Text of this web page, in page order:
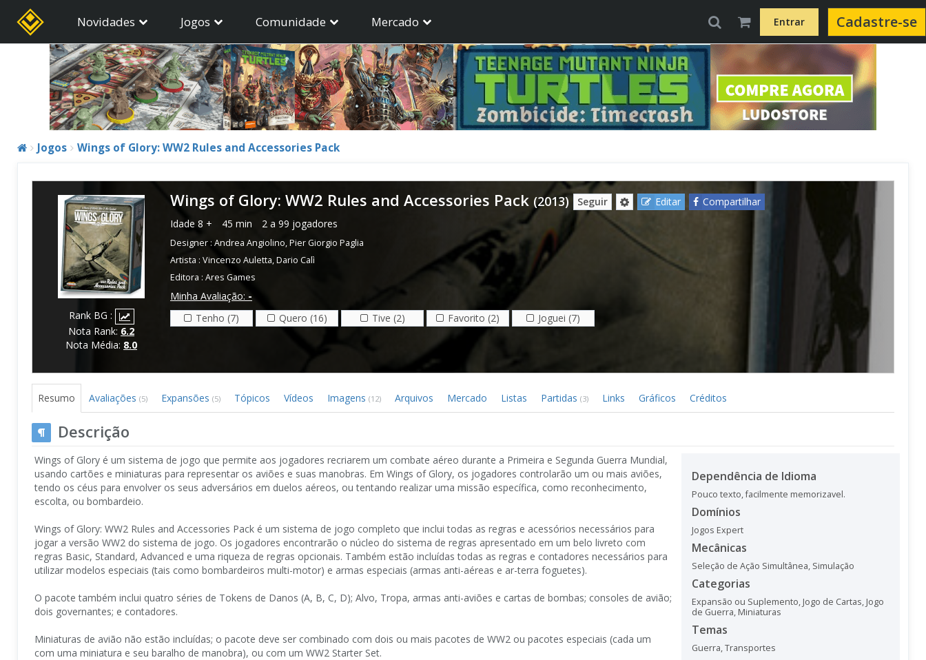
Novidades Jogos Comunidade Mercado Entrar Cadastre-se
Jogos Wings of Glory: WW2 Rules and Accessories Pack
Rank BG :
Nota Rank: 6.2
Nota Média: 8.0
Wings of Glory: WW2 Rules and Accessories Pack (2013) Seguir Editar
Compartilhar
Idade 8 + 45 min 2 a 99 jogadores
Designer : Andrea Angiolino,Pier Giorgio Paglia
Artista : Vincenzo Auletta,Dario Calì
Editora : Ares Games
Minha Avaliação: -
Tenho (7)
Quero (16) Tive (2) Favorito (2) Joguei (7)
Resumo Avaliações (5) Expansões (5) Tópicos Vídeos Imagens (12) Arquivos Mercado Listas Partidas (3) Links Gráficos Créditos
Descrição
Wings of Glory é um sistema de jogo que permite aos jogadores recriarem um combate aéreo durante a Primeira e Segunda Guerra Mundial,
usando cartões e miniaturas para representar os aviões e suas manobras. Em Wings of Glory, os jogadores controlarão um ou mais aviões,
tendo os céus para envolver os seus adversários em duelos aéreos, ou tentando realizar uma missão específica, como reconhecimento,
escolta, ou bombardeio.
Wings of Glory: WW2 Rules and Accessories Pack é um sistema de jogo completo que inclui todas as regras e acessórios necessários para
jogar a versão WW2 do sistema de jogo. Os jogadores encontrarão o núcleo do sistema de regras apresentado em um belo livreto com
regras Basic, Standard, Advanced e uma riqueza de regras opcionais. Também estão incluídas todas as regras e contadores necessários para
utilizar modelos especiais (tais como bombardeiros multi-motor) e armas especiais (armas anti-aéreas e ar-terra foguetes).
O pacote também inclui quatro séries de Tokens de Danos (A, B, C, D); Alvo, Tropa, armas anti-aviões e cartas de bombas; consoles de avião;
dois governantes; e contadores.
Miniaturas de avião não estão incluídas; o pacote deve ser combinado com dois ou mais pacotes de WW2 ou pacotes especiais (cada um
com uma miniatura e seu baralho de manobra), ou com um WW2 Starter Set.
Dependência de Idioma
Pouco texto, facilmente memorizavel.
Domínios
Jogos Expert
Mecânicas
Seleção de Ação Simultânea, Simulação
Categorias
Expansão ou Suplemento, Jogo de Cartas, Jogo
de Guerra, Miniaturas
Temas
Guerra,Transportes